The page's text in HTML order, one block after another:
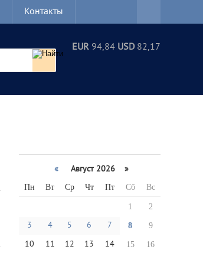
Контакты
EUR 94,84 USD82,17
« Август 2026 »
Пн Вт Ср Чт Пт Сб Вс
1 2
3 4 5 6 7 8 9
10 11 12 13 14 15 16